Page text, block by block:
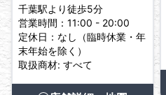
千葉駅より徒歩5分
営業時間：11:00 - 20:00
定休日：なし（臨時休業・年
末年始を除く）
取扱商材: すべて